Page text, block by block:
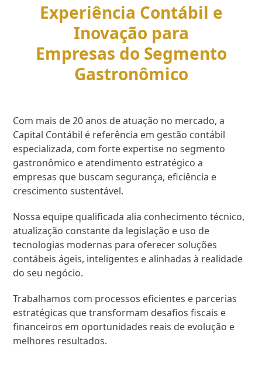
Experiência Contábil e
Inovação para
Empresas do Segmento
Gastronômico
Com mais de 20 anos de atuação no mercado, a
Capital Contábil é referência em gestão contábil
especializada, com forte expertise no segmento
gastronômico e atendimento estratégico a
empresas que buscam segurança, eficiência e
crescimento sustentável.
Nossa equipe qualificada alia conhecimento técnico,
atualização constante da legislação e uso de
tecnologias modernas para oferecer soluções
contábeis ágeis, inteligentes e alinhadas à realidade
do seu negócio.
Trabalhamos com processos eficientes e parcerias
estratégicas que transformam desafios fiscais e
financeiros em oportunidades reais de evolução e
melhores resultados.